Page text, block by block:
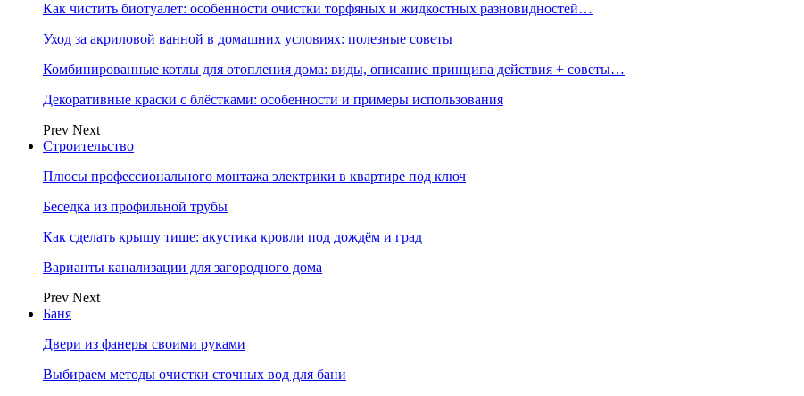
Как чистить биотуалет: особенности очистки торфяных и жидкостных разновидностей…
Уход за акриловой ванной в домашних условиях: полезные советы
Комбинированные котлы для отопления дома: виды, описание принципа действия + советы…
Декоративные краски с блёстками: особенности и примеры использования
Prev Next
Строительство
Плюсы профессионального монтажа электрики в квартире под ключ
Беседка из профильной трубы
Как сделать крышу тише: акустика кровли под дождём и град
Варианты канализации для загородного дома
Prev Next
Баня
Двери из фанеры своими руками
Выбираем методы очистки сточных вод для бани